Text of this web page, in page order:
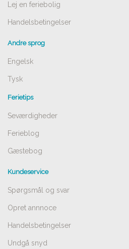
Lej en feriebolig
Handelsbetingelser
Andre sprog
Engelsk
Tysk
Ferietips
Seværdigheder
Ferieblog
Gæstebog
Kundeservice
Spørgsmål og svar
Opret annnoce
Handelsbetingelser
Undgå snyd